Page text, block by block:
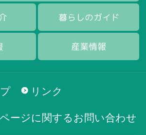
リンク
ージに関するお問い合わせ